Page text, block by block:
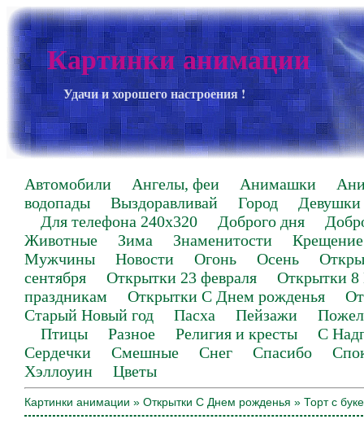
Картинки анимации
Удачи и хорошего настроения !
Автомобили Ангелы, феи Анимашки
водопады
Выздоравливай Город
Девушки
Для телефона 240х320
Доброго дня
Животные
Зима Знаменитости
Крещение
Мужчины
Новости Огонь Осень
сентября
Открытки 23 февраля
Открытки 8
праздникам
Открытки С Днем рожденья
Старый Новый год
Пасха Пейзажи
Птицы
Разное Религия и кресты
С
Сердечки
Смешные Снег Спасибо
Хэллоуин
Цветы
Картинки анимации » Открытки С Днем рожденья » Торт с